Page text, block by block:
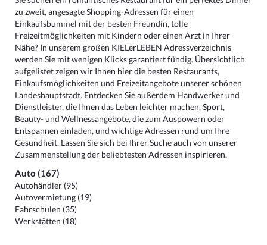
zu zweit, angesagte Shopping-Adressen für einen
Einkaufsbummel mit der besten Freundin, tolle
Freizeitmöglichkeiten mit Kindern oder einen Arzt in Ihrer
Nähe? In unserem großen KIELerLEBEN Adressverzeichnis
werden Sie mit wenigen Klicks garantiert fündig. Übersichtlich
aufgelistet zeigen wir Ihnen hier die besten Restaurants,
Einkaufsmöglichkeiten und Freizeitangebote unserer schönen
Landeshauptstadt. Entdecken Sie außerdem Handwerker und
Dienstleister, die Ihnen das Leben leichter machen, Sport,
Beauty- und Wellnessangebote, die zum Auspowern oder
Entspannen einladen, und wichtige Adressen rund um Ihre
Gesundheit. Lassen Sie sich bei Ihrer Suche auch von unserer
Zusammenstellung der beliebtesten Adressen inspirieren.
Auto (167)
Autohändler (95)
Autovermietung (19)
Fahrschulen (35)
Werkstätten (18)